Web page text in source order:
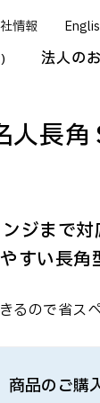
情報
法人の
人長角
ジまで
すい長角
るので省ス
商品のご購